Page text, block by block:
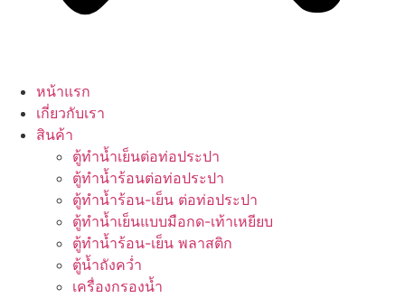
หน้าแรก
เกี่ยวกับเรา
สินค้า
ตู้ทำน้ำเย็นต่อท่อประปา
ตู้ทำน้ำร้อนต่อท่อประปา
ตู้ทำน้ำร้อน-เย็น ต่อท่อประปา
ตู้ทำน้ำเย็นแบบมือกด-เท้าเหยียบ
ตู้ทำน้ำร้อน-เย็น พลาสติก
ตู้น้ำถังคว่ำ
เครื่องกรองน้ำ